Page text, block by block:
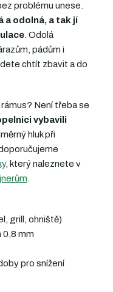
problému unese.
a odolná, a tak jí
. Odolá
pádům i
chtít zbavit a do
Není třeba se
vybavili
hluk při
, který naleznete v
.
grill, ohniště)
0,8 mm
pro snížení